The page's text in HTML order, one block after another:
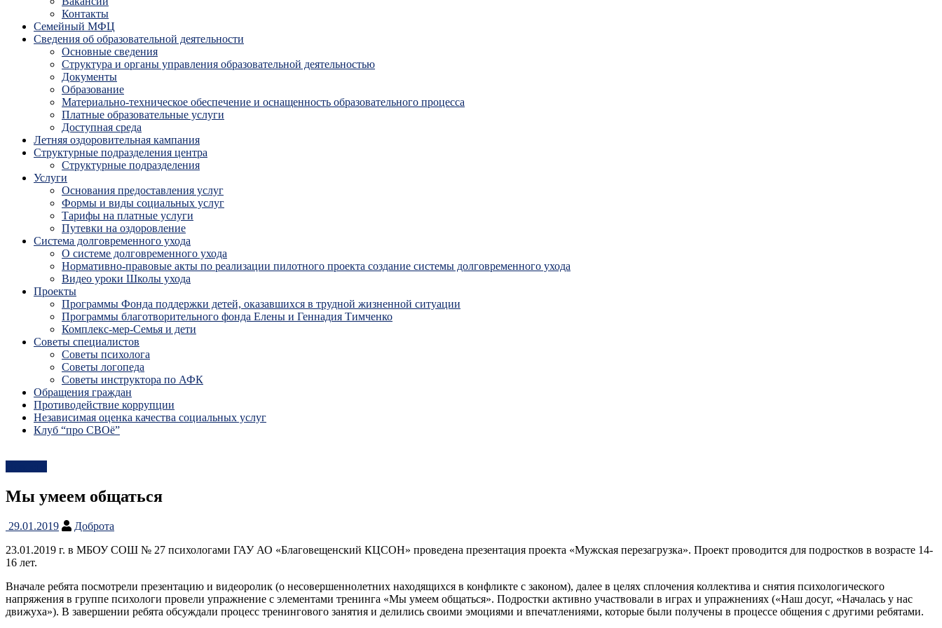
Контакты
Семейный МФЦ
Сведения об образовательной деятельности
Основные сведения
Структура и органы управления образовательной деятельностью
Документы
Образование
Материально-техническое обеспечение и оснащенность образовательного процесса
Платные образовательные услуги
Доступная среда
Летняя оздоровительная кампания
Структурные подразделения центра
Структурные подразделения
Услуги
Основания предоставления услуг
Формы и виды социальных услуг
Тарифы на платные услуги
Путевки на оздоровление
Система долговременного ухода
О системе долговременного ухода
Нормативно-правовые акты по реализации пилотного проекта создание системы долговременного ухода
Видео уроки Школы ухода
Проекты
Программы Фонда поддержки детей, оказавшихся в трудной жизненной ситуации
Программы благотворительного фонда Елены и Геннадия Тимченко
Комплекс-мер-Семья и дети
Советы специалистов
Советы психолога
Советы логопеда
Советы инструктора по АФК
Обращения граждан
Противодействие коррупции
Независимая оценка качества социальных услуг
Клуб “про СВОё”
Мы умеем общаться
29.01.2019
Доброта
23.01.2019 г. в МБОУ СОШ № 27 психологами ГАУ АО «Благовещенский КЦСОН» проведена презентация проекта «Мужская перезагрузка». Проект проводится для подростков в возрасте 14-
16 лет.
Вначале ребята посмотрели презентацию и видеоролик (о несовершеннолетних находящихся в конфликте с законом), далее в целях сплочения коллектива и снятия психологического
напряжения в группе психологи провели упражнение с элементами тренинга «Мы умеем общаться». Подростки активно участвовали в играх и упражнениях («Наш досуг, «Началась у нас
движуха»). В завершении ребята обсуждали процесс тренингового занятия и делились своими эмоциями и впечатлениями, которые были получены в процессе общения с другими ребятами.